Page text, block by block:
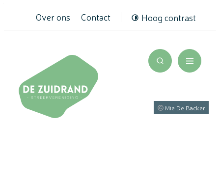
Naar inhoud
Over ons Contact Hoog contrast
De Zuidrand Zoek tonen /
Menu
Mie De Backer